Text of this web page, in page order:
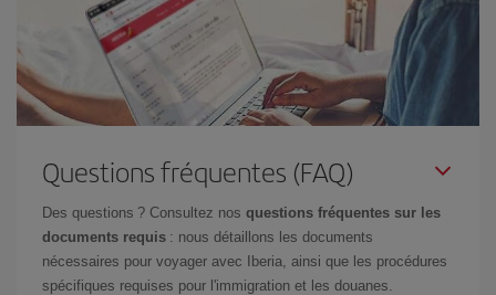
Questions fréquentes (FAQ)
Des questions ? Consultez nos questions fréquentes sur les
documents requis : nous détaillons les documents
nécessaires pour voyager avec Iberia, ainsi que les procédures
spécifiques requises pour l'immigration et les douanes.